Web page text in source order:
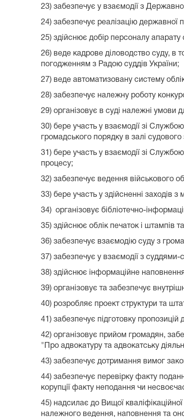
23) забезпечує у взаємодії з
24) забезпечує реалізацію державної
25) здійснює добір персоналу апарату
26) веде кадрове діловодство суду, в
погодженням з Радою суддів України;
27) веде автоматизовану систему
28) забезпечує належну роботу
29) організовує в суді належні умови
30) бере участь у взаємодії зі
громадського порядку в залі
31) бере участь у взаємодії зі
процесу;
32) забезпечує ведення військового
33) бере участь у здійсненні заходів з
34) організовує бібліотечно-
35) здійснює облік печаток і штампів
36) забезпечує взаємодію суду з
37) забезпечує у взаємодії з суддями-
38) здійснює інформаційне
39) організовує та забезпечує
40) розробляє проект структури та
41) забезпечує підготовку
42) організовує прийом громадян,
"Про адвокатуру та адвокатську
43) забезпечує дотримання вимог
44) забезпечує перевірку факту
корупції факту неподання чи
45) надсилає до Вищої
належного ведення, наповнення та